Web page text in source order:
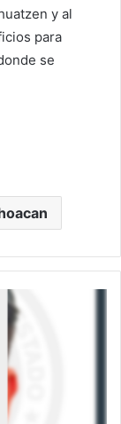
y al
para
se